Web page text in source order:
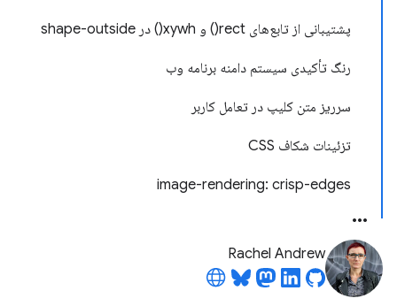
پشتیبانی از تابع‌های rect() و xywh() در shape-outside
رنگ تأکیدی سیستم دامنه برنامه وب
سرریز متن کلیپ در تعامل کاربر
تزئینات شکاف CSS
image-rendering: crisp-edges
Rachel Andrew